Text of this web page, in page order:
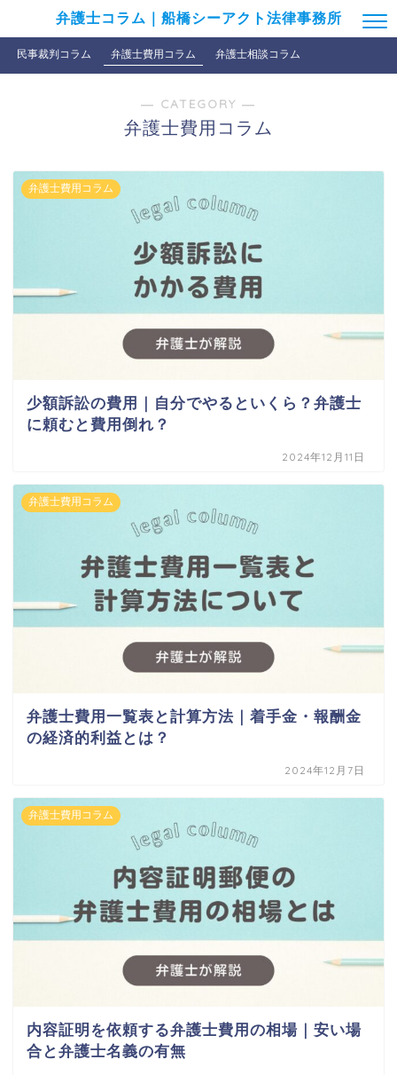
弁護士コラム｜船橋シーアクト法律事務所
民事裁判コラム 弁護士費用コラム 弁護士相談コラム
― CATEGORY ―
弁護士費用コラム
弁護士費用コラム
少額訴訟の費用｜自分でやるといくら？弁護士
に頼むと費用倒れ？
2024年12月11日
弁護士費用コラム
弁護士費用一覧表と計算方法｜着手金・報酬金
の経済的利益とは？
2024年12月7日
弁護士費用コラム
内容証明を依頼する弁護士費用の相場｜安い場
合と弁護士名義の有無